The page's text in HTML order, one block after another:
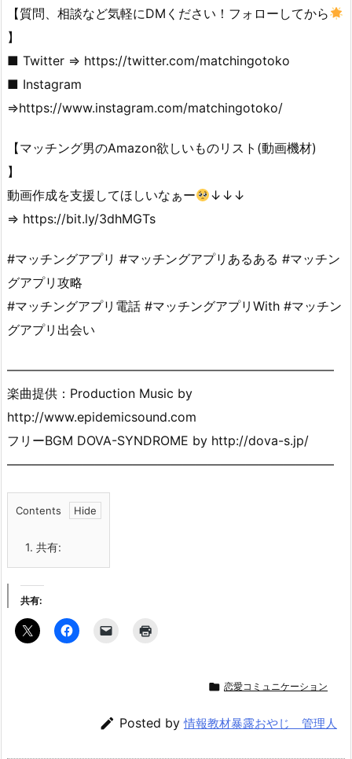
【質問、相談など気軽にDMください！フォローしてから
】
■ Twitter ⇒ https://twitter.com/matchingotoko
■ Instagram
⇒https://www.instagram.com/matchingotoko/
【マッチング男のAmazon欲しいものリスト(動画機材)
】
動画作成を支援してほしいなぁー
↓↓↓
⇒ https://bit.ly/3dhMGTs
#マッチングアプリ #マッチングアプリあるある #マッチン
グアプリ攻略
#マッチングアプリ電話 #マッチングアプリWith #マッチン
グアプリ出会い
——————————————————————————
楽曲提供：Production Music by
http://www.epidemicsound.com​
フリーBGM DOVA-SYNDROME by http://dova-s.jp/​
——————————————————————————
Contents
1. 共有:
共有:
 恋愛コミュニケーション
 Posted by情報教材暴露おやじ 管理人